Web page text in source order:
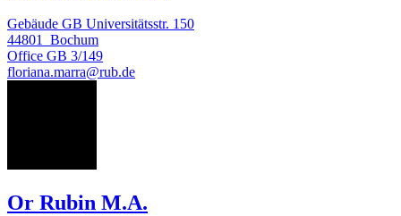
Gebäude GB Universitätsstr. 150
44801
Bochum
Office GB 3/149
floriana.marra@rub.de
Or Rubin M.A.